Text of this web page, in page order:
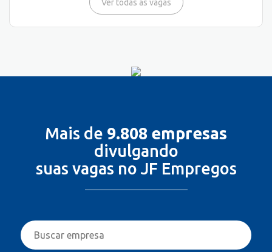
Ver todas as vagas
Mais de 9.808 empresas
divulgando
suas vagas no JF Empregos